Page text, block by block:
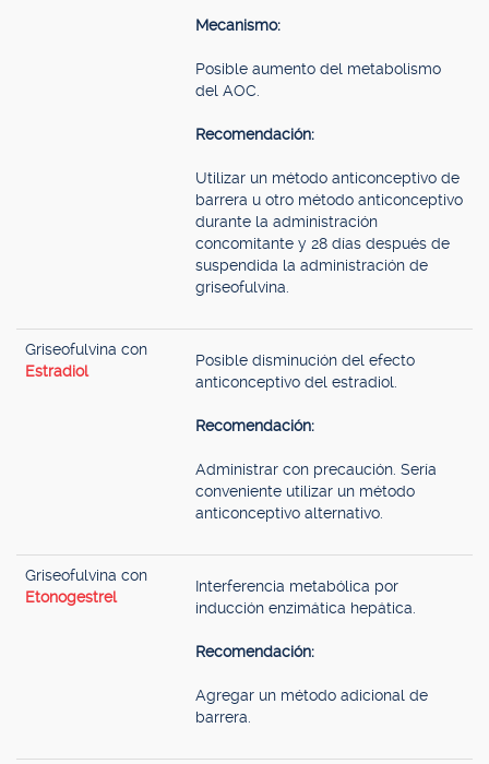
Mecanismo:
Posible aumento del metabolismo
del AOC.
Recomendación:
Utilizar un método anticonceptivo de
barrera u otro método anticonceptivo
durante la administración
concomitante y 28 días después de
suspendida la administración de
griseofulvina.
Griseofulvina con
Estradiol
Posible disminución del efecto
anticonceptivo del estradiol.
Recomendación:
Administrar con precaución. Sería
conveniente utilizar un método
anticonceptivo alternativo.
Griseofulvina con
Etonogestrel
Interferencia metabólica por
inducción enzimática hepática.
Recomendación:
Agregar un método adicional de
barrera.